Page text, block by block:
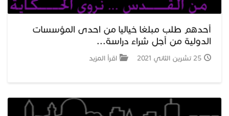
أحدهم طلب مبلغا خياليا من احدى المؤسسات
الدولية من أجل شراء دراسة...
25 تشرين الثاني 2021 اقرأ المزيد